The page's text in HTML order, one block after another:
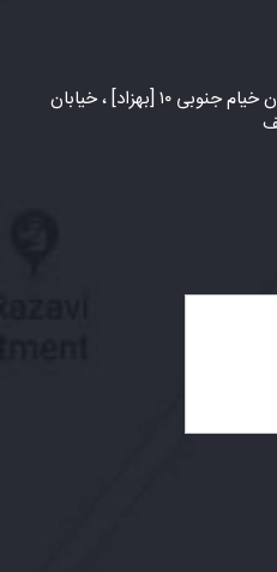
شهر مشهد، بلوار سجاد ، خیابان خیام جنوبی ۱۰ [بهزاد] ، خیابان